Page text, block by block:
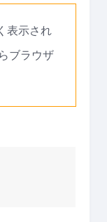
表示され
ブラウザ